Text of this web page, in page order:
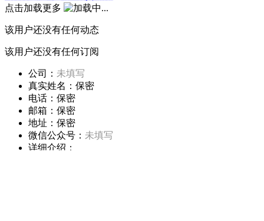
点击加载更多
该用户还没有任何动态
该用户还没有任何订阅
公司： 未填写
真实姓名： 保密
电话： 保密
邮箱： 保密
地址： 保密
微信公众号： 未填写
详细介绍：